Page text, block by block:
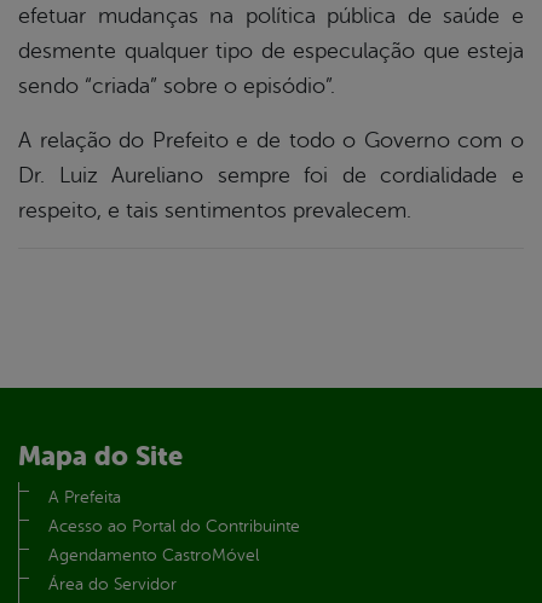
efetuar mudanças na política pública de saúde e
desmente qualquer tipo de especulação que esteja
sendo “criada” sobre o episódio”.
A relação do Prefeito e de todo o Governo com o
Dr. Luiz Aureliano sempre foi de cordialidade e
respeito, e tais sentimentos prevalecem.
Mapa do Site
A Prefeita
Acesso ao Portal do Contribuinte
Agendamento CastroMóvel
Área do Servidor